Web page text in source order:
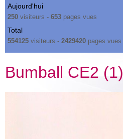
Aujourd'hui
250 visiteurs - 653 pages vues
Total
554125 visiteurs - 2429420 pages vues
Bumball CE2 (1)